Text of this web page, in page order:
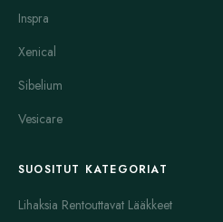
Inspra
Xenical
Sibelium
Vesicare
SUOSITUT KATEGORIAT
Lihaksia Rentouttavat Lääkkeet